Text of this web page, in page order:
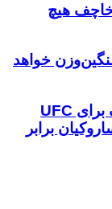
هیچ
خواهد
گزارش‌ها از نهایی شدن دو مبارزه بزرگ برای UFC
برابر